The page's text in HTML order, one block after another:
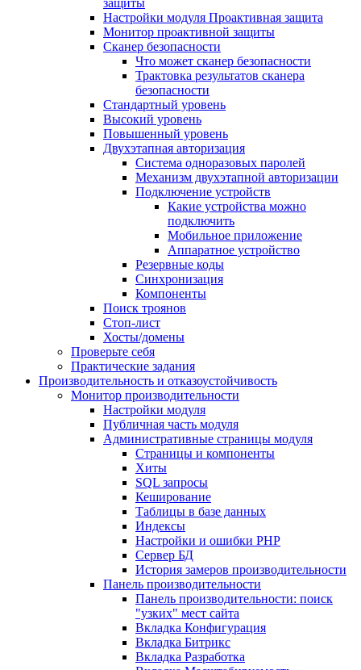
защиты
Настройки модуля Проактивная защита
Монитор проактивной защиты
Сканер безопасности
Что может сканер безопасности
Трактовка результатов сканера
безопасности
Стандартный уровень
Высокий уровень
Повышенный уровень
Двухэтапная авторизация
Система одноразовых паролей
Механизм двухэтапной авторизации
Подключение устройств
Какие устройства можно
подключить
Мобильное приложение
Аппаратное устройство
Резервные коды
Синхронизация
Компоненты
Поиск троянов
Стоп-лист
Хосты/домены
Проверьте себя
Практические задания
Производительность и отказоустойчивость
Монитор производительности
Настройки модуля
Публичная часть модуля
Административные страницы модуля
Страницы и компоненты
Хиты
SQL запросы
Кеширование
Таблицы в базе данных
Индексы
Настройки и ошибки PHP
Сервер БД
История замеров производительности
Панель производительности
Панель производительности: поиск
"узких" мест сайта
Вкладка Конфигурация
Вкладка Битрикс
Вкладка Разработка